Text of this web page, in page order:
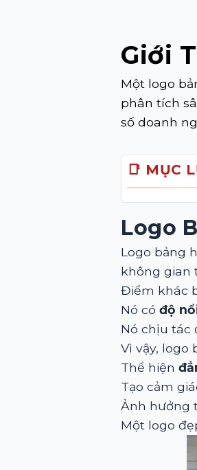
Giới
Một logo
phân tích
số doanh
📑 MỤC
Logo
Logo bảng
không gian
Điểm khác
Nó có độ
Nó chịu tác
Vì vậy, logo
Thể hiện
Tạo cảm
Ảnh hưởng
Một logo